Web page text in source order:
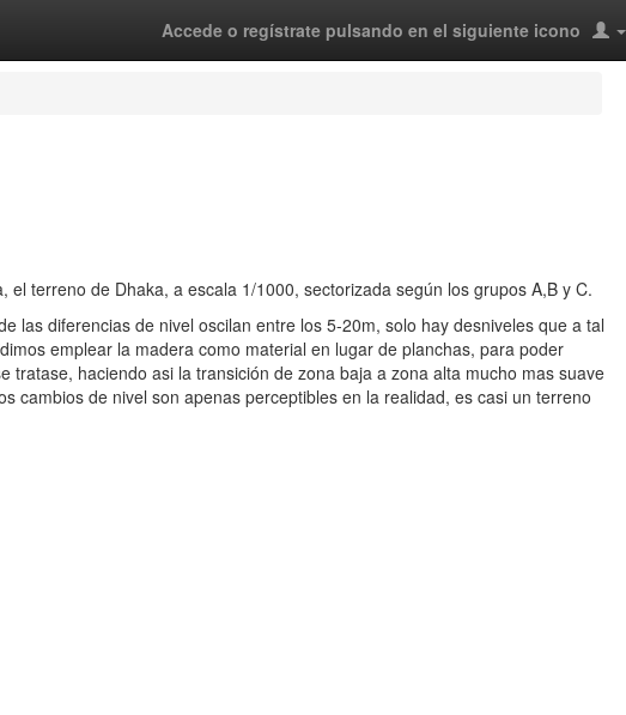
Accede o regístrate pulsando en el siguiente icono
terreno de Dhaka, a escala 1/1000, sectorizada según los grupos A,B y C.
las diferencias de nivel oscilan entre los 5-20m, solo hay desniveles que a tal
emplear la madera como material en lugar de planchas, para poder
tratase, haciendo asi la transición de zona baja a zona alta mucho mas suave
cambios de nivel son apenas perceptibles en la realidad, es casi un terreno